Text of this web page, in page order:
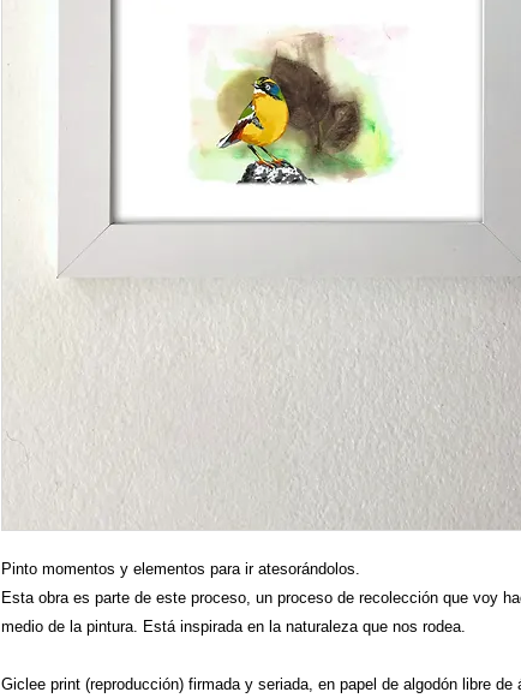
Pinto momentos y elementos para ir atesorándolos.
Esta obra es parte de este proceso, un proceso de recolección que voy
medio de la pintura. Está inspirada en la naturaleza que nos rodea.
Giclee print (reproducción) firmada y seriada, en papel de algodón libre de